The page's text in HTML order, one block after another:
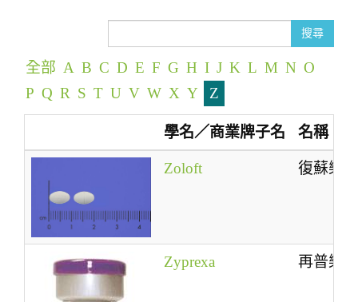
i
o
n
搜尋
全部 A B C D E F G H I J K L M N O
P Q R S T U V W X Y Z
學名／商業牌子名 名稱
Zoloft 復蘇樂
Zyprexa 再普樂